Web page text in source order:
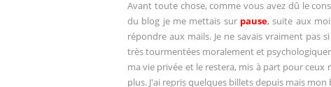
Avant toute chose, comme vous avez dû le
du blog je me mettais sur pause, suite aux
répondre aux mails. Je ne savais vraiment pas
très tourmentées moralement et
ma vie privée et le restera, mis à part pour
plus. J'ai repris quelques billets depuis mais